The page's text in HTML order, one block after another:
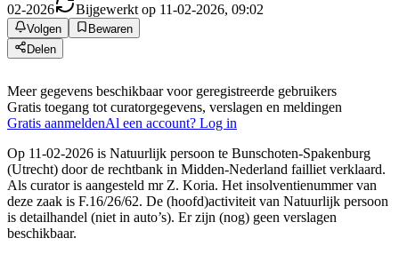
02-2026
Bijgewerkt op 11-02-2026, 09:02
Volgen
Bewaren
Delen
Meer gegevens beschikbaar voor geregistreerde gebruikers
Gratis toegang tot curatorgegevens, verslagen en meldingen
Gratis aanmeldenAl een account? Log in
Op 11-02-2026 is Natuurlijk persoon te Bunschoten-Spakenburg
(Utrecht) door de rechtbank in Midden-Nederland failliet verklaard.
Als curator is aangesteld mr Z. Koria. Het insolventienummer van
deze zaak is F.16/26/62. De (hoofd)activiteit van Natuurlijk persoon
is detailhandel (niet in auto’s). Er zijn (nog) geen verslagen
beschikbaar.